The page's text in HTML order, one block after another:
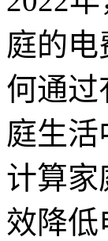
庭的
何通过
庭生
计算家
效降低